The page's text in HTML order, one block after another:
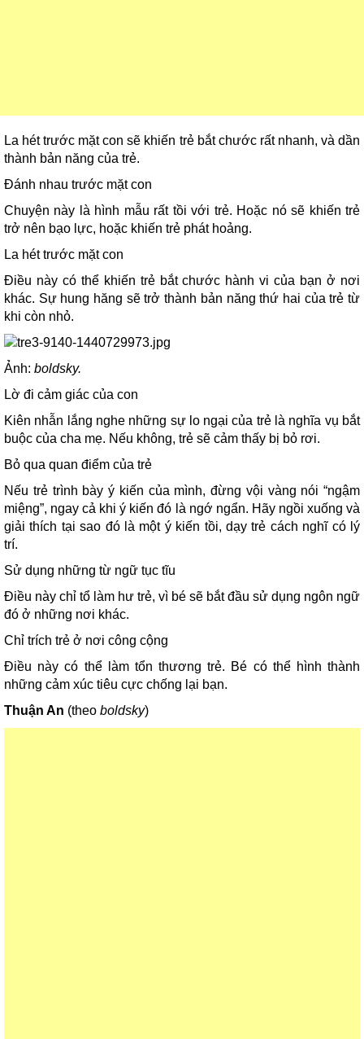
La hét trước mặt con sẽ khiến trẻ bắt chước rất nhanh, và dần
thành bản năng của trẻ.
Đánh nhau trước mặt con
Chuyện này là hình mẫu rất tồi với trẻ. Hoặc nó sẽ khiến trẻ
trở nên bạo lực, hoặc khiến trẻ phát hoảng.
La hét trước mặt con
Điều này có thể khiến trẻ bắt chước hành vi của bạn ở nơi
khác. Sự hung hăng sẽ trở thành bản năng thứ hai của trẻ từ
khi còn nhỏ.
Ảnh: boldsky.
Lờ đi cảm giác của con
Kiên nhẫn lắng nghe những sự lo ngại của trẻ là nghĩa vụ bắt
buộc của cha mẹ. Nếu không, trẻ sẽ cảm thấy bị bỏ rơi.
Bỏ qua quan điểm của trẻ
Nếu trẻ trình bày ý kiến của mình, đừng vội vàng nói “ngậm
miệng”, ngay cả khi ý kiến đó là ngớ ngẩn. Hãy ngồi xuống và
giải thích tại sao đó là một ý kiến tồi, dạy trẻ cách nghĩ có lý
trí.
Sử dụng những từ ngữ tục tĩu
Điều này chỉ tổ làm hư trẻ, vì bé sẽ bắt đầu sử dụng ngôn ngữ
đó ở những nơi khác.
Chỉ trích trẻ ở nơi công cộng
Điều này có thể làm tổn thương trẻ. Bé có thể hình thành
những cảm xúc tiêu cực chống lại bạn.
Thuận An (theo boldsky)